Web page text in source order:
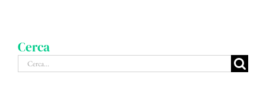
Cerca
Cerca
per: